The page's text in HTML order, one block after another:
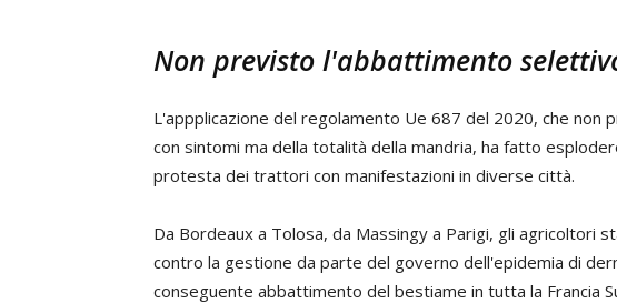
Non previsto l'abbattimento
L'appplicazione del regolamento Ue 687 del 2020, che
con sintomi ma della totalità della mandria, ha fatto
protesta dei trattori con manifestazioni in diverse città.
Da Bordeaux a Tolosa, da Massingy a Parigi, gli agricoltori
contro la gestione da parte del governo dell'epidemia di
conseguente abbattimento del bestiame in tutta la Francia